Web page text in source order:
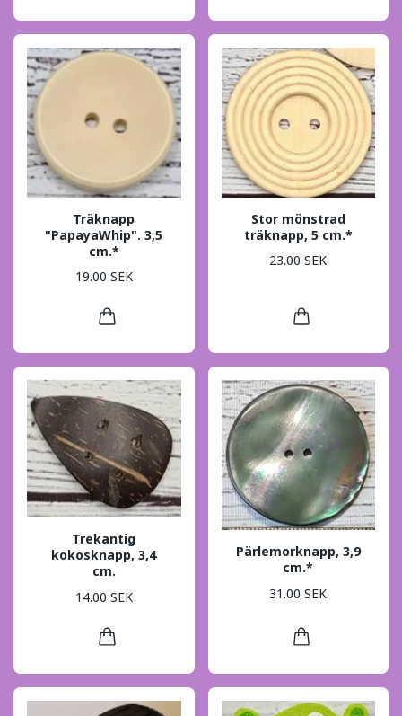
Träknapp
"PapayaWhip". 3,5
cm.*
19.00 SEK
Stor mönstrad
träknapp, 5 cm.*
23.00 SEK
Trekantig
kokosknapp, 3,4
cm.
14.00 SEK
Pärlemorknapp, 3,9
cm.*
31.00 SEK